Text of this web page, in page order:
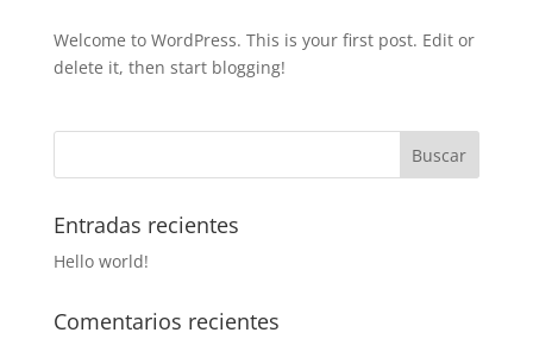
Welcome to WordPress. This is your first post. Edit or
delete it, then start blogging!
Entradas recientes
Hello world!
Comentarios recientes